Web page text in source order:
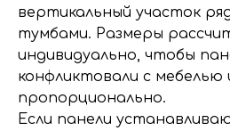
вертикальный участок
тумбами. Размеры
индивидуально, чтобы
конфликтовали с мебелью
пропорционально.
Если панели